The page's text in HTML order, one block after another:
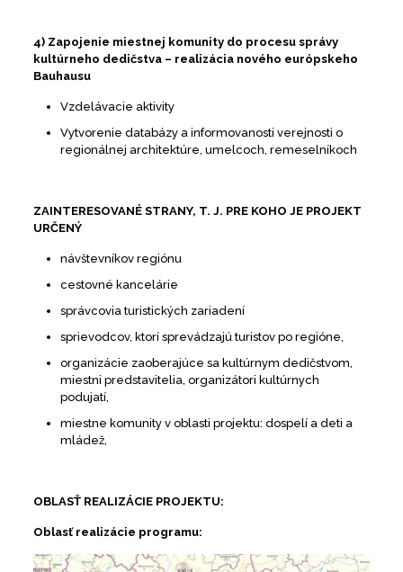
4) Zapojenie miestnej komunity do procesu správy
kultúrneho dedičstva – realizácia nového európskeho
Bauhausu
Vzdelávacie aktivity
Vytvorenie databázy a informovanosti verejnosti o
regionálnej architektúre, umelcoch, remeselníkoch
ZAINTERESOVANÉ STRANY, T. J. PRE KOHO JE PROJEKT
URČENÝ
návštevníkov regiónu
cestovné kancelárie
správcovia turistických zariadení
sprievodcov, ktorí sprevádzajú turistov po regióne,
organizácie zaoberajúce sa kultúrnym dedičstvom,
miestni predstavitelia, organizátori kultúrnych
podujatí,
miestne komunity v oblasti projektu: dospelí a deti a
mládež,
OBLASŤ REALIZÁCIE PROJEKTU:
Oblasť realizácie programu: